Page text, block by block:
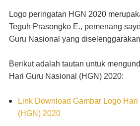
Logo peringatan HGN 2020
Teguh Prasongko E., pemenang
Guru Nasional yang
Berikut adalah tautan untuk
Hari Guru Nasional (HGN) 2020:
Link Download Gambar Logo Hari
(HGN) 2020